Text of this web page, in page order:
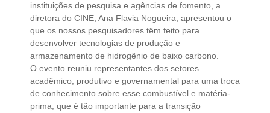
instituições de pesquisa e agências de fomento, a
diretora do CINE, Ana Flavia Nogueira, apresentou o
que os nossos pesquisadores têm feito para
desenvolver tecnologias de produção e
armazenamento de hidrogênio de baixo carbono.
O evento reuniu representantes dos setores
acadêmico, produtivo e governamental para uma troca
de conhecimento sobre esse combustível e matéria-
prima, que é tão importante para a transição